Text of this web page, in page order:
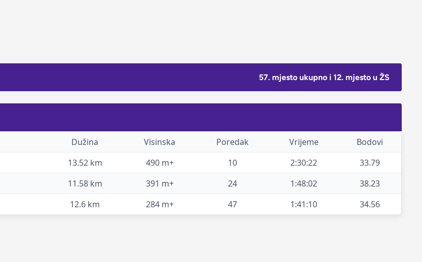
57. mjesto ukupno i 12. mjesto u ŽS
Dužina Visinska Poredak Vrijeme
Bodovi
13.52 km 490 m+ 10 2:30:22
33.79
11.58 km 391 m+ 24 1:48:02
38.23
12.6 km 284 m+ 47 1:41:10 34.56